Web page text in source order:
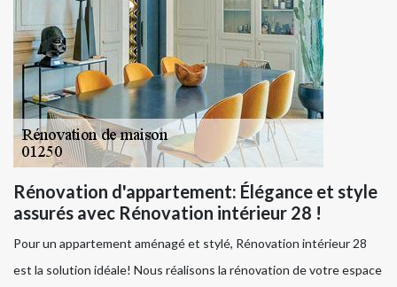
Rénovation d'appartement: Élégance et style
assurés avec Rénovation intérieur 28 !
Pour un appartement aménagé et stylé, Rénovation intérieur 28
est la solution idéale! Nous réalisons la rénovation de votre espace